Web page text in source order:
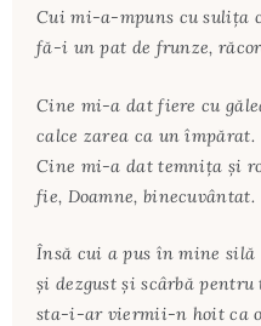
Cui mi-a-mpuns cu suliţa
fă-i un pat de frunze,
Cine mi-a dat fiere cu
calce zarea ca un împărat.
Cine mi-a dat temniţa şi
fie, Doamne, binecuvântat.
Însă cui a pus în mine silă
şi dezgust şi scârbă pentru
sta-i-ar viermii-n hoit ca